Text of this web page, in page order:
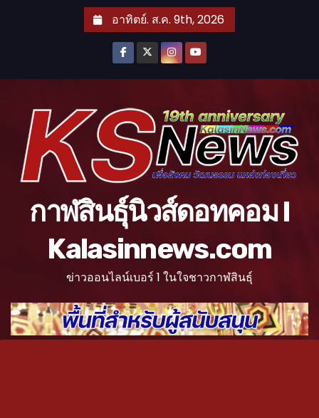
อาทิตย์. ส.ค. 9th, 2026
กาฬสินธุ์นิวส์ดอทคอม l
Kalasinnews.com
ข่าวออนไลน์เบอร์ 1 ในใจชาวกาฬสินธุ์